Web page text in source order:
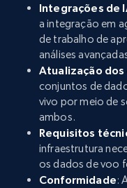
Integrações de
a integração em
de trabalho de
análises
Atualização dos
conjuntos de
vivo por meio de
ambos.
Requisitos
infraestrutura
os dados de voo
Conformidade: